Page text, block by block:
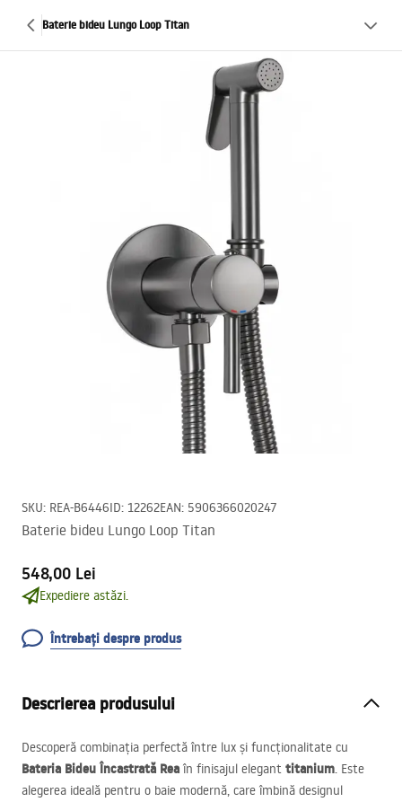
Baterie bideu Lungo Loop Titan
SKU: REA-B6446ID: 12262EAN: 5906366020247
Baterie bideu Lungo Loop Titan
548,00 Lei
Expediere astăzi.
Întrebați despre produs
Descrierea produsului
Descoperă combinația perfectă între lux și funcționalitate cu
Bateria Bideu Încastrată Rea în finisajul elegant titanium. Este
alegerea ideală pentru o baie modernă, care îmbină designul